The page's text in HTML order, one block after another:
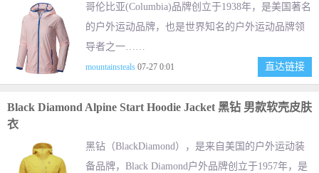
哥伦比亚(Columbia)品牌创立于1938年，是美国著名
的户外运动品牌，也是世界知名的户外运动品牌领
导者之一……
mountainsteals 07-27 0:01 直达链接
Black Diamond Alpine Start Hoodie Jacket 黑钻 男款软壳皮肤
衣
黑钻（BlackDiamond），是来自美国的户外运动装
备品牌，Black Diamond户外品牌创立于1957年，是